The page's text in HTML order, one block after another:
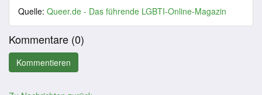
Quelle: Queer.de - Das führende LGBTI-Online-Magazin
Kommentare (0)